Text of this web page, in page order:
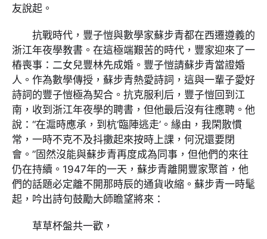
友說起。
抗戰時代，豐子愷與數學家蘇步青都在西遷遵義的
浙江年夜學教書。在這極端艱苦的時代，豐家迎來了一
樁喪事：二女兒豐林先成婚。豐子愷請蘇步青當證婚
人。作為數學傳授，蘇步青熱愛詩詞，這與一輩子愛好
詩詞的豐子愷極為契合。抗克服利后，豐子愷回到江
南，收到浙江年夜學的聘書，但他最后沒有往應聘。他
說：“在滬時應承，到杭‘臨陣逃走’。緣由，我閑散慣
常，一時不克不及抖擻起來按時上課，何況還要閉
會。”固然沒能與蘇步青再度成為同事，但他們的來往
仍在持續。1947年的一天，蘇步青離開豐家聚首，他
們的話題必定離不開那時辰的通貨收縮。蘇步青一時髦
起，吟出詩句鼓勵大師瞻望將來：
草草杯盤共一歡，